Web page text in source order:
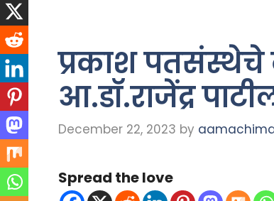
प्रकाश
आ.डॉ.राजेंद्र
December 22, 2023 by
Spread the love